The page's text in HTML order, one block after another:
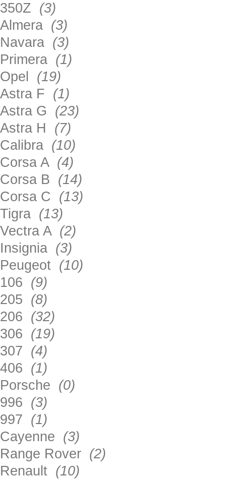
350Z (3)
Almera (3)
Navara (3)
Primera (1)
Opel (19)
Astra F (1)
Astra G (23)
Astra H (7)
Calibra (10)
Corsa A (4)
Corsa B (14)
Corsa C (13)
Tigra (13)
Vectra A (2)
Insignia (3)
Peugeot (10)
106 (9)
205 (8)
206 (32)
306 (19)
307 (4)
406 (1)
Porsche (0)
996 (3)
997 (1)
Cayenne (3)
Range Rover (2)
Renault (10)